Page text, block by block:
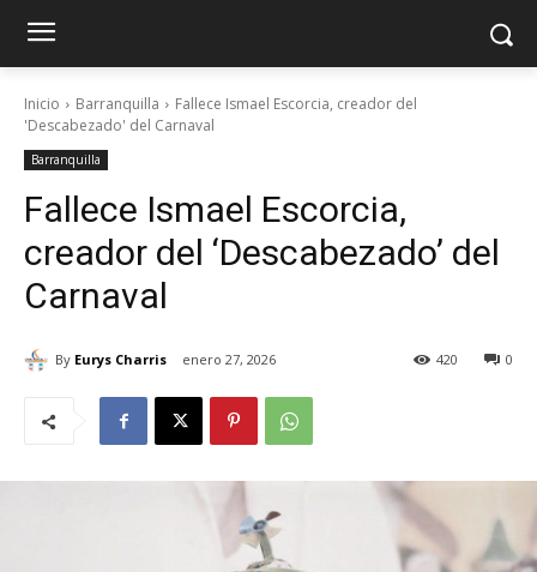
Inicio Barranquilla
Fallece Ismael Escorcia, creador del
'Descabezado' del Carnaval
Barranquilla
Fallece Ismael Escorcia,
creador del ‘Descabezado’ del
Carnaval
By Eurys Charris enero 27, 2026 0
420